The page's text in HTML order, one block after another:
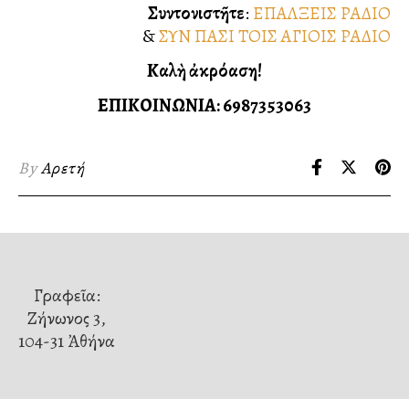
Συντονιστῆτε: ΕΠΑΛΞΕΙΣ ΡΑΔΙΟ
&ΣΥΝ ΠΑΣΙ ΤΟΙΣ ΑΓΙΟΙΣ ΡΑΔΙΟ
Καλὴ ἀκρόαση!
ΕΠΙΚΟΙΝΩΝΙΑ:️ 6987353063
ByΑρετή
Γραφεῖα:
Ζήνωνος 3,
104-31 Ἀθήνα